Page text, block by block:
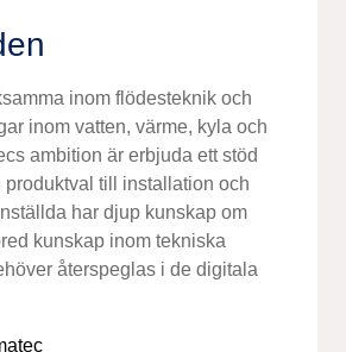
inom flödesteknik och
inom vatten, värme, kyla och
ambition är erbjuda ett stöd
produktval till installation och
har djup kunskap om
kunskap inom tekniska
återspeglas i de digitala